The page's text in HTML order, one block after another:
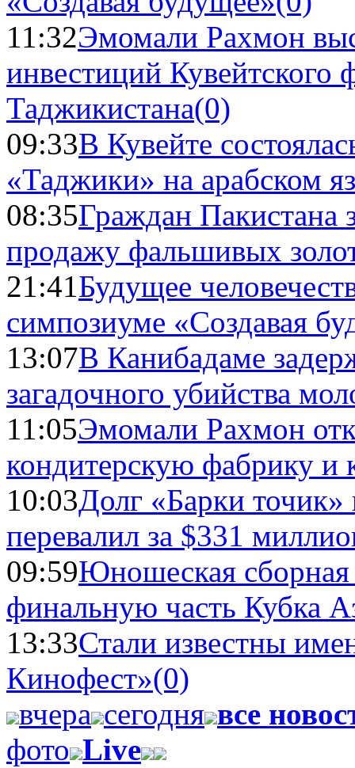
11:32Эмомали Рахмон
инвестиций Кувейтского
Таджикистана(0)
09:33В Кувейте
«Таджики» на арабском
08:35Граждан Пакистана
продажу фальшивых
21:41Будущее
симпозиуме «Создавая
13:07В Канибадаме
загадочного убийства
11:05Эмомали Рахмон
кондитерскую фабрику и
10:03Долг «Барки
перевалил за $331
09:59Юношеская
финальную часть Кубка
13:33Стали известны
Кинофест»(0)
вчера сегодня все
фото Live